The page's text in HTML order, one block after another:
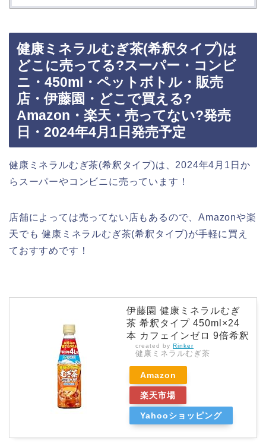
健康ミネラルむぎ茶(希釈タイプ)は
どこに売ってる?スーパー・コンビ
ニ・450ml・ペットボトル・販売
店・伊藤園・どこで買える?
Amazon・楽天・売ってない?発売
日・2024年4月1日発売予定
健康ミネラルむぎ茶(希釈タイプ)は、2024年4月1日か
らスーパーやコンビニに売っています！
店舗によっては売ってない店もあるので、Amazonや楽
天でも 健康ミネラルむぎ茶(希釈タイプ)が手軽に買え
ておすすめです！
伊藤園 健康ミネラルむぎ
茶 希釈タイプ 450ml×24
本 カフェインゼロ 9倍希釈
created by Rinker
健康ミネラルむぎ茶
Amazon
楽天市場
Yahooショッピング